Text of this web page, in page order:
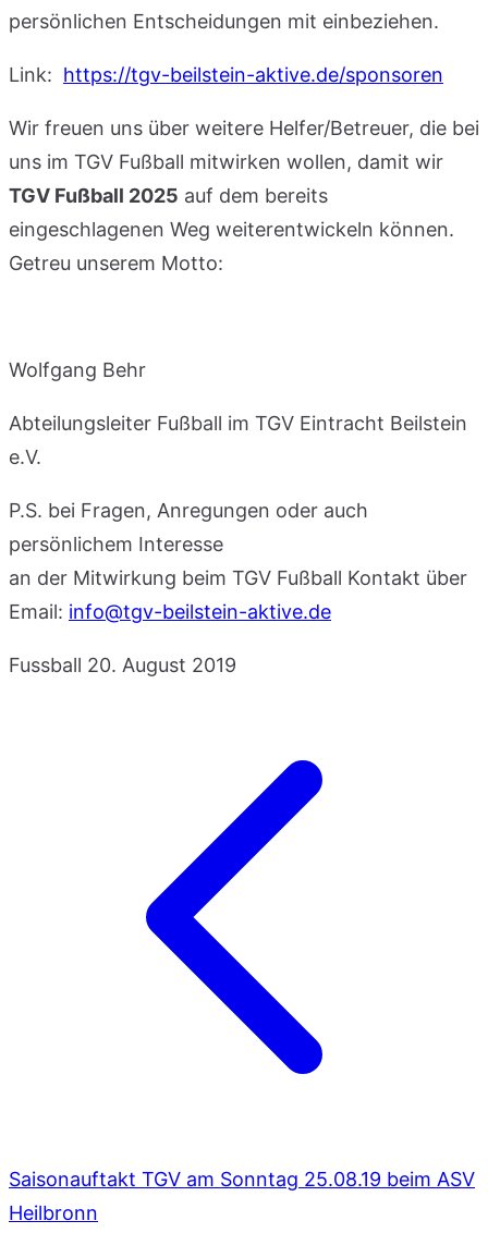
persönlichen Entscheidungen mit einbeziehen.
Link: https://tgv-beilstein-aktive.de/sponsoren
Wir freuen uns über weitere Helfer/Betreuer, die bei
uns im TGV Fußball mitwirken wollen, damit wir
TGV Fußball 2025 auf dem bereits
eingeschlagenen Weg weiterentwickeln können.
Getreu unserem Motto:
Wolfgang Behr
Abteilungsleiter Fußball im TGV Eintracht Beilstein
e.V.
P.S. bei Fragen, Anregungen oder auch
persönlichem Interesse
an der Mitwirkung beim TGV Fußball Kontakt über
Email: info@tgv-beilstein-aktive.de
Fussball 20. August 2019
Saisonauftakt TGV am Sonntag 25.08.19 beim ASV
Heilbronn